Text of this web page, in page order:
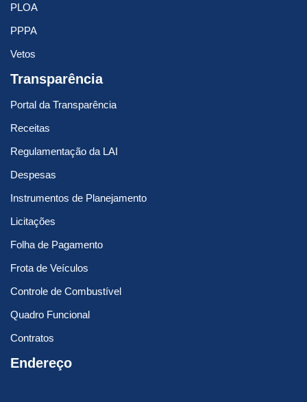
PLOA
PPPA
Vetos
Transparência
Portal da Transparência
Receitas
Regulamentação da LAI
Despesas
Instrumentos de Planejamento
Licitações
Folha de Pagamento
Frota de Veículos
Controle de Combustível
Quadro Funcional
Contratos
Endereço